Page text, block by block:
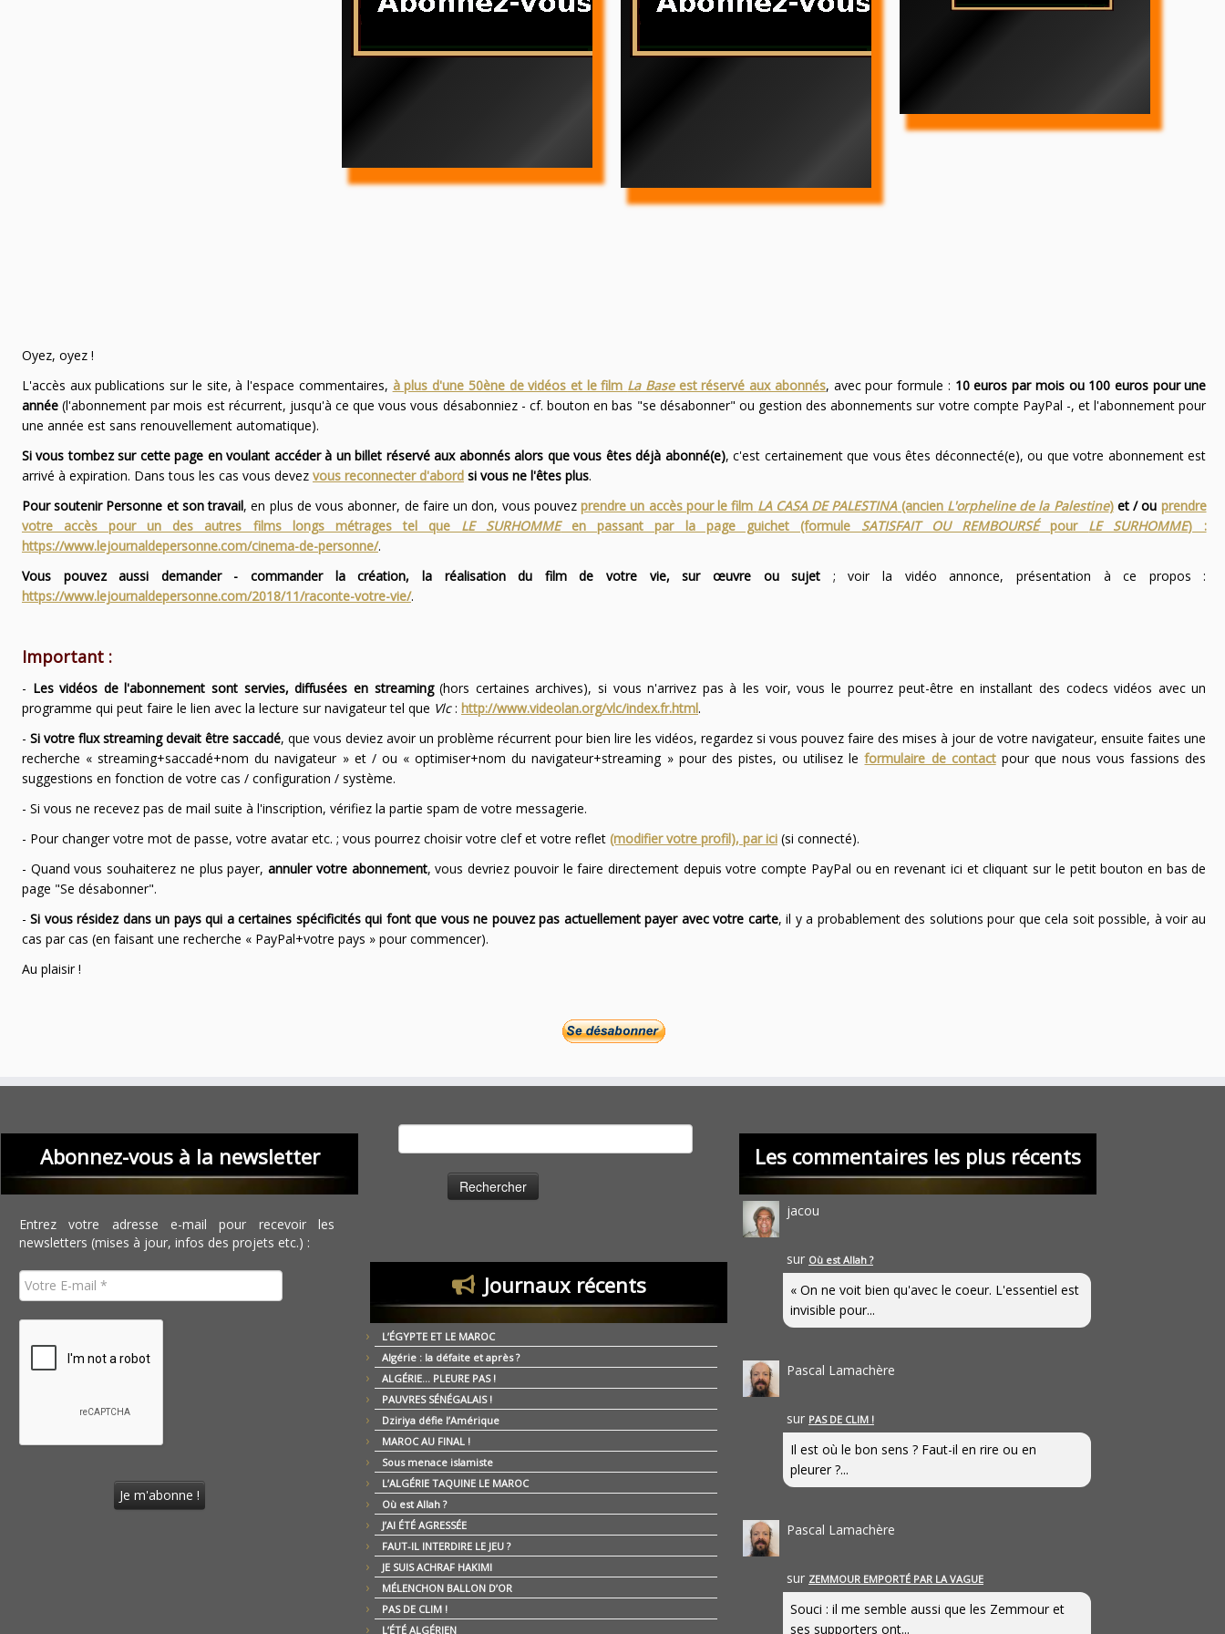
Oyez, oyez !
L'accès aux publications sur le site, à l'espace commentaires, à plus d'une 50ène de vidéos et le film La Baseest réservé aux abonnés, avec pour formule : 10 euros par mois ou 100 euros pour une
année(l'abonnement par mois est récurrent, jusqu'à ce que vous vous désabonniez - cf. bouton en bas "se désabonner" ou gestion des abonnements sur votre compte PayPal -, et l'abonnement pour
une année est sans renouvellement automatique).
Si vous tombez sur cette page en voulant accéder à un billet réservé aux abonnés alors que vous êtes déjà abonné(e), c'est certainement que vous êtes déconnecté(e), ou que votre abonnement est
arrivé à expiration. Dans tous les cas vous devez vous reconnecter d'abordsi vous ne l'êtes plus.
Pour soutenir Personne et son travail, en plus de vous abonner, de faire un don, vous pouvezprendre un accès pour le film LA CASA DE PALESTINA(ancien L'orpheline de la Palestine)et / ou prendre
votre accès pour un des autres films longs métrages tel que LE SURHOMMEen passant par la page guichet (formule SATISFAIT OU REMBOURSÉpour LE SURHOMME) :
https://www.lejournaldepersonne.com/cinema-de-personne/.
Vous pouvez aussi demander - commander la création, la réalisation du film de votre vie, sur œuvre ou sujet ; voir la vidéo annonce, présentation à ce propos :
https://www.lejournaldepersonne.com/2018/11/raconte-votre-vie/.
Important :
- Les vidéos de l'abonnement sont servies, diffusées en streaming(hors certaines archives), si vous n'arrivez pas à les voir, vous le pourrez peut-être en installant des codecs vidéos avec un
programme qui peut faire le lien avec la lecture sur navigateur tel que Vlc: http://www.videolan.org/vlc/index.fr.html.
- Si votre flux streaming devait être saccadé, que vous deviez avoir un problème récurrent pour bien lire les vidéos, regardez si vous pouvez faire des mises à jour de votre navigateur, ensuite faites une
recherche « streaming+saccadé+nom du navigateur » et / ou « optimiser+nom du navigateur+streaming » pour des pistes, ou utilisez leformulaire de contactpour que nous vous fassions des
suggestions en fonction de votre cas / configuration / système.
- Si vous ne recevez pas de mail suite à l'inscription, vérifiez la partie spam de votre messagerie.
- Pour changer votre mot de passe, votre avatar etc. ; vous pourrez choisir votre clef et votre reflet (modifier votre profil), par ici(si connecté).
- Quand vous souhaiterez ne plus payer,annuler votre abonnement, vous devriez pouvoir le faire directement depuis votre compte PayPal ou en revenant ici et cliquant sur le petit bouton en bas de
page "Se désabonner".
-Si vous résidez dans un pays qui a certaines spécificités qui font que vous ne pouvez pas actuellement payer avec votre carte, il y a probablement des solutions pour que cela soit possible, à voir au
cas par cas (en faisant une recherche « PayPal+votre pays » pour commencer).
Au plaisir !
Abonnez-vous à la newsletter
Entrez votre adresse e-mail pour recevoir les
newsletters (mises à jour, infos des projets etc.) :
Journaux récents
L’ÉGYPTE ET LE MAROC
Algérie : la défaite et après ?
ALGÉRIE… PLEURE PAS !
PAUVRES SÉNÉGALAIS !
Dziriya défie l’Amérique
MAROC AU FINAL !
Sous menace islamiste
L’ALGÉRIE TAQUINE LE MAROC
Où est Allah ?
J’AI ÉTÉ AGRESSÉE
FAUT-IL INTERDIRE LE JEU ?
JE SUIS ACHRAF HAKIMI
MÉLENCHON BALLON D’OR
PAS DE CLIM !
L’ÉTÉ ALGÉRIEN
Les commentaires les plus récents
jacou
sur Où est Allah ?
« On ne voit bien qu'avec le coeur. L'essentiel est
invisible pour...
Pascal Lamachère
sur PAS DE CLIM !
Il est où le bon sens ? Faut-il en rire ou en
pleurer ?...
Pascal Lamachère
sur ZEMMOUR EMPORTÉ PAR LA VAGUE
Souci : il me semble aussi que les Zemmour et
ses supporters ont...